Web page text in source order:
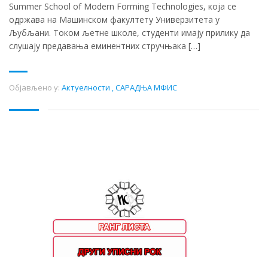
Summer School of Modern Forming Technologies, која се
одржава на Машинском факултету Универзитета у
Љубљани. Током љетне школе, студенти имају прилику да
слушају предавања еминентних стручњака […]
Објављено у: Актуелности ,САРАДЊА МФИС